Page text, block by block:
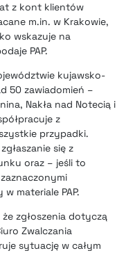
z kont klientów
m.in. w Krakowie,
wskazuje na
PAP.
kujawsko-
50 zawiadomień –
Nakła nad Notecią i
z
przypadki.
się z
oraz – jeśli to
materiale PAP.
że zgłoszenia dotyczą
Zwalczania
sytuację w całym